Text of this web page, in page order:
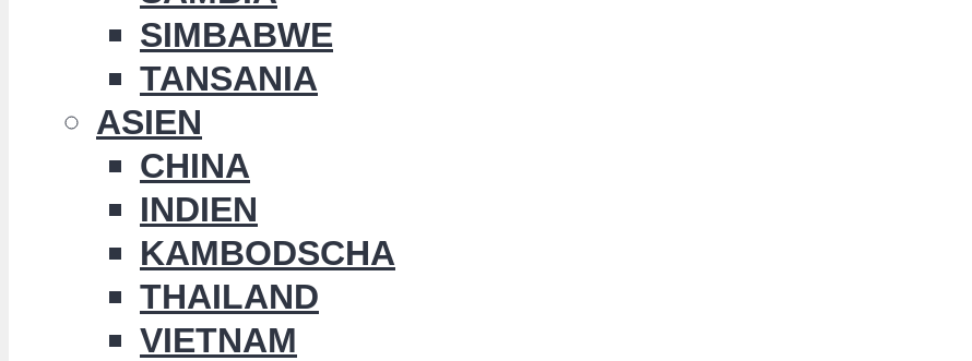
SIMBABWE
TANSANIA
ASIEN
CHINA
INDIEN
KAMBODSCHA
THAILAND
VIETNAM